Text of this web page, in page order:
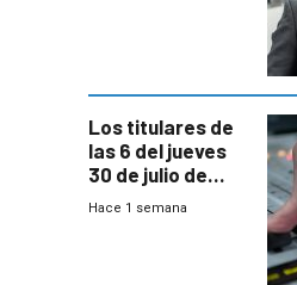
Los titulares de
las 6 del jueves
30 de julio de
2026
Hace 1 semana